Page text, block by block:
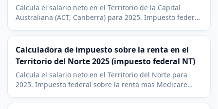
Calcula el salario neto en el Territorio de la Capital
Australiana (ACT, Canberra) para 2025. Impuesto federal
del servicio publico federal.
Calculadora de impuesto sobre la renta en el
Territorio del Norte 2025 (impuesto federal NT)
Calcula el salario neto en el Territorio del Norte para
2025. Impuesto federal sobre la renta mas Medicare
Darwin y el NT.